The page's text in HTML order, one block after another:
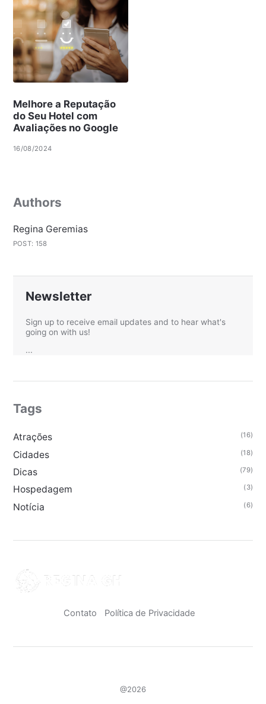
Melhore a Reputação
do Seu Hotel com
Avaliações no Google
16/08/2024
Authors
Regina Geremias
POST: 158
Newsletter
Sign up to receive email updates and to hear what's
going on with us!
...
Tags
Atrações (16)
Cidades (18)
Dicas (79)
Hospedagem (3)
Notícia (6)
Contato Política de Privacidade
@2026